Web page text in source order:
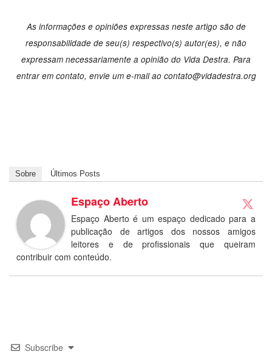
As informações e opiniões expressas neste artigo são de
responsabilidade de seu(s) respectivo(s) autor(es), e não
expressam necessariamente a opinião do Vida Destra. Para
entrar em contato, envie um e-mail ao contato@vidadestra.org
Sobre Últimos Posts
Espaço Aberto
Espaço Aberto é um espaço dedicado para a
publicação de artigos dos nossos amigos
leitores e de profissionais que queiram
contribuir com conteúdo.
Subscribe